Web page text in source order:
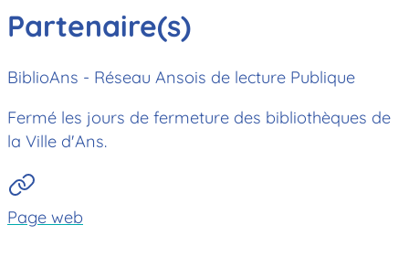
Partenaire(s)
BiblioAns - Réseau Ansois de lecture Publique
Fermé les jours de fermeture des bibliothèques de
la Ville d'Ans.
Page web